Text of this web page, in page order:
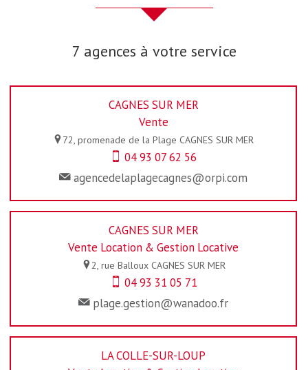
7 agences à votre service
CAGNES SUR MER
Vente
72, promenade de la Plage CAGNES SUR MER
04 93 07 62 56
agencedelaplagecagnes@orpi.com
CAGNES SUR MER
Vente Location & Gestion Locative
2, rue Balloux CAGNES SUR MER
04 93 31 05 71
plage.gestion@wanadoo.fr
LA COLLE-SUR-LOUP